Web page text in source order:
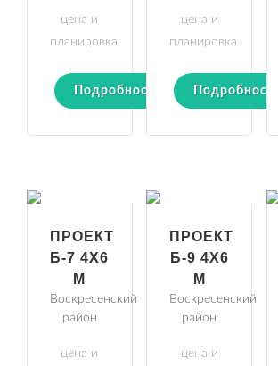
цена и
планировка
Подробности
цена и
планировка
Подробности
ПРОЕКТ
Б-7 4Х6
М
Воскресенский
район
цена и
ПРОЕКТ
Б-9 4Х6
М
Воскресенский
район
цена и